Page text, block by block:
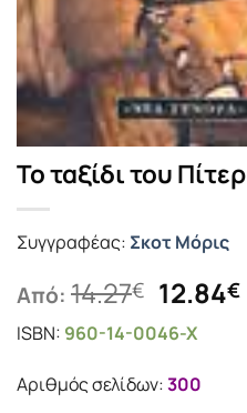
Το ταξίδι του Πίτερ
Συγγραφέας: Σκοτ Μόρις
Από: 14.27€ Original
price
was:
14.27€.
12.84€Η
ISBN: 960-14-0046-X
Αριθμός σελίδων:300